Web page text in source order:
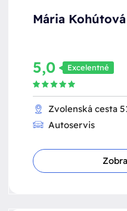
Mária
5,0 Excelentné
Zvolenská cesta
Autoservis